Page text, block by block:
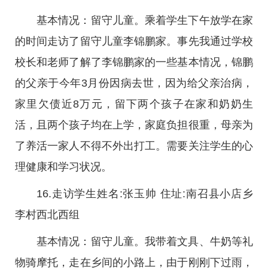
基本情况：留守儿童。乘着学生下午放学在家
的时间走访了留守儿童李锦鹏家。事先我通过学校
校长和老师了解了李锦鹏家的一些基本情况，锦鹏
的父亲于今年3月份因病去世，因为给父亲治病，
家里欠债近8万元，留下两个孩子在家和奶奶生
活，且两个孩子均在上学，家庭负担很重，母亲为
了养活一家人不得不外出打工。需要关注学生的心
理健康和学习状况。
16.走访学生姓名:张玉帅 住址:南召县小店乡
李村西北西组
基本情况：留守儿童。我带着文具、牛奶等礼
物骑摩托，走在乡间的小路上，由于刚刚下过雨，